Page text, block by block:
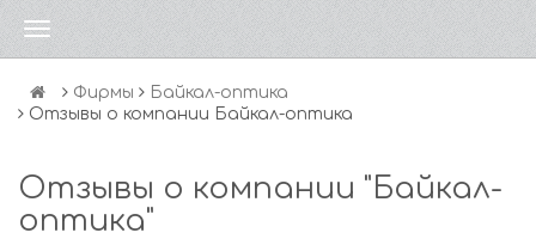
Фирмы
Байкал-оптика
Отзывы о компании Байкал-оптика
Отзывы о компании "Байкал-
оптика"